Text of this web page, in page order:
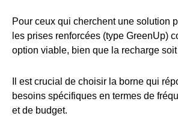
Pour ceux qui cherchent une solution
les prises renforcées (type GreenUp)
option viable, bien que la recharge
Il est crucial de choisir la borne qui
besoins spécifiques en termes de
et de budget.